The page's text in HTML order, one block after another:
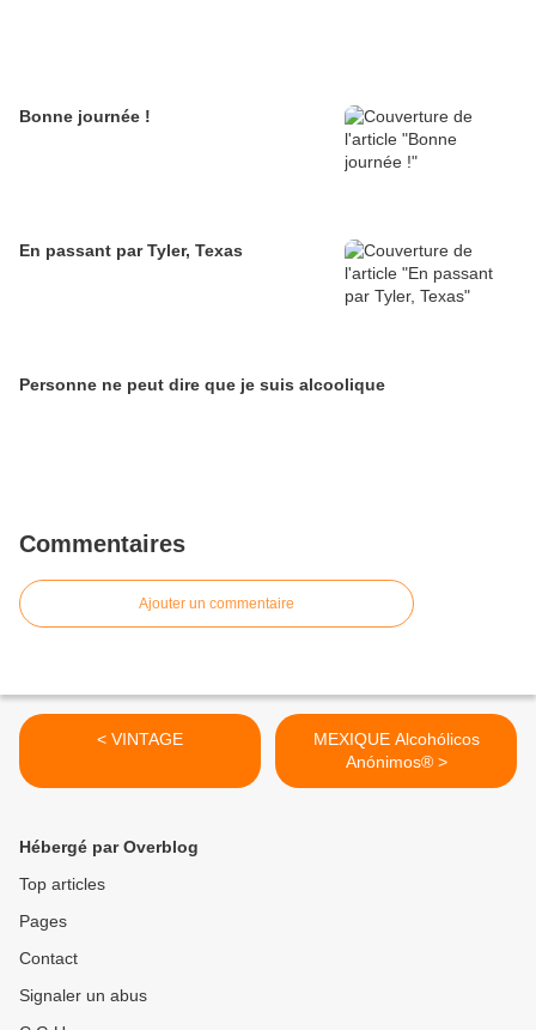
Bonne journée !
En passant par Tyler, Texas
Personne ne peut dire que je suis alcoolique
Commentaires
Ajouter un commentaire
< VINTAGE
MEXIQUE Alcohólicos
Anónimos® >
Hébergé par Overblog
Top articles
Pages
Contact
Signaler un abus